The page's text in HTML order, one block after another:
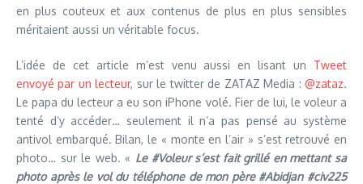
en plus couteux et aux contenus de plus en plus sensibles
méritaient aussi un véritable focus.
L’idée de cet article m’est venu aussi en lisant un Tweet
envoyé par un lecteur, sur le twitter de ZATAZ Media :@zataz.
Le papa du lecteur a eu son iPhone volé. Fier de lui, le voleur a
tenté d’y accéder… seulement il n’a pas pensé au système
antivol embarqué. Bilan, le « monte en l’air » s’est retrouvé en
photo… sur le web. « Le #Voleur s’est fait grillé en mettant sa
photo après le vol du téléphone de mon père #Abidjan #civ225